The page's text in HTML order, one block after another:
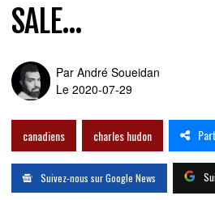
SALE...
Par André Soueidan
Le 2020-07-29
canadiens charles hudon
Suivez-nous sur Google News